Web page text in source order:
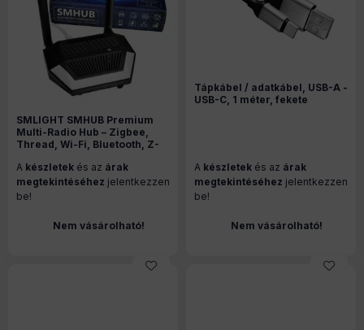
SMLIGHT SMHUB Premium
Multi-Radio Hub – Zigbee,
Thread, Wi-Fi, Bluetooth, Z-
Matter (P10+MG24)
A készletek és az árak
megtekintéséhez jelentkezzen
be!
Nem vásárolható!
Tápkábel / adatkábel, USB-A -
USB-C, 1 méter, fekete
A készletek és az árak
megtekintéséhez jelentkezzen
be!
Nem vásárolható!